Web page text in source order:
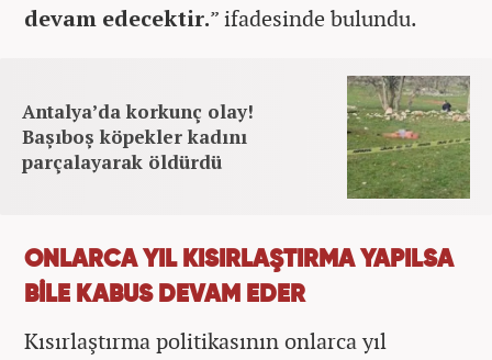
devam edecektir.” ifadesinde bulundu.
Antalya’da korkunç olay!
Başıboş köpekler kadını
parçalayarak öldürdü
ONLARCA YIL KISIRLAŞTIRMA YAPILSA
BİLE KABUS DEVAM EDER
Kısırlaştırma politikasının onlarca yıl